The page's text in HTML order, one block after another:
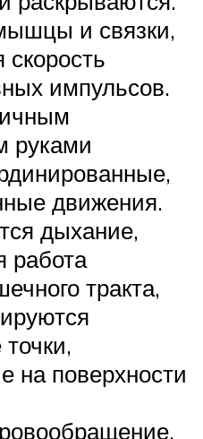
и связки,
скорость
импульсов.
руками
движения.
дыхание,
работа
тракта,
на поверхности